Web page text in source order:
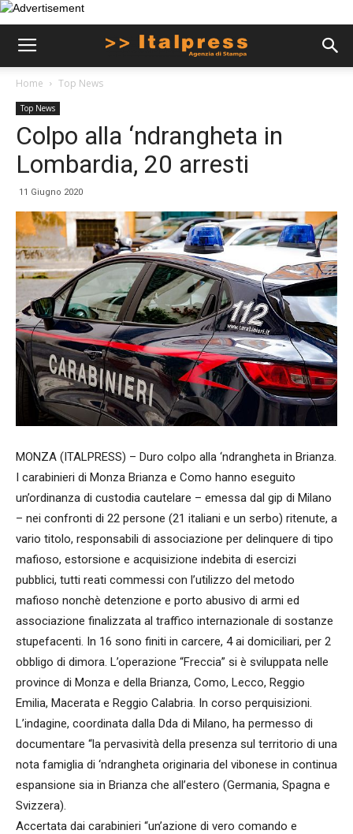
Home Top News
Top News
Colpo alla ‘ndrangheta in
Lombardia, 20 arresti
11 Giugno 2020
MONZA (ITALPRESS) – Duro colpo alla ‘ndrangheta in Brianza.
I carabinieri di Monza Brianza e Como hanno eseguito
un’ordinanza di custodia cautelare – emessa dal gip di Milano
– nei confronti di 22 persone (21 italiani e un serbo) ritenute, a
vario titolo, responsabili di associazione per delinquere di tipo
mafioso, estorsione e acquisizione indebita di esercizi
pubblici, tutti reati commessi con l’utilizzo del metodo
mafioso nonchè detenzione e porto abusivo di armi ed
associazione finalizzata al traffico internazionale di sostanze
stupefacenti. In 16 sono finiti in carcere, 4 ai domiciliari, per 2
obbligo di dimora. L’operazione “Freccia” si è sviluppata nelle
province di Monza e della Brianza, Como, Lecco, Reggio
Emilia, Macerata e Reggio Calabria. In corso perquisizioni.
L’indagine, coordinata dalla Dda di Milano, ha permesso di
documentare “la pervasività della presenza sul territorio di una
nota famiglia di ‘ndrangheta originaria del vibonese in continua
espansione sia in Brianza che all’estero (Germania, Spagna e
Svizzera).
Accertata dai carabinieri “un’azione di vero comando e